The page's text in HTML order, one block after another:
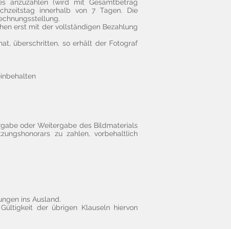
anzuzahlen (wird mit Gesamtbetrag
innerhalb von 7 Tagen. Die
erst mit der vollständigen Bezahlung
überschritten, so erhält der Fotograf
oder Weitergabe des Bildmaterials
zu zahlen, vorbehaltlich
ins Ausland.
der übrigen Klauseln hiervon